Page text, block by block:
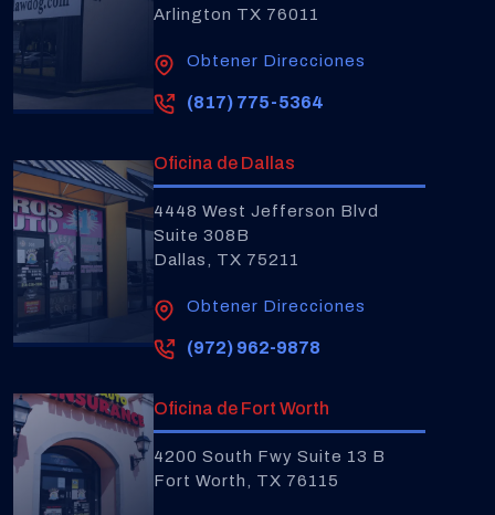
Arlington TX 76011
Obtener Direcciones
(817) 775-5364
Oficina de Dallas
4448 West Jefferson Blvd
Suite 308B
Dallas, TX 75211
Obtener Direcciones
(972) 962-9878
Oficina de Fort Worth
4200 South Fwy Suite 13 B
Fort Worth, TX 76115